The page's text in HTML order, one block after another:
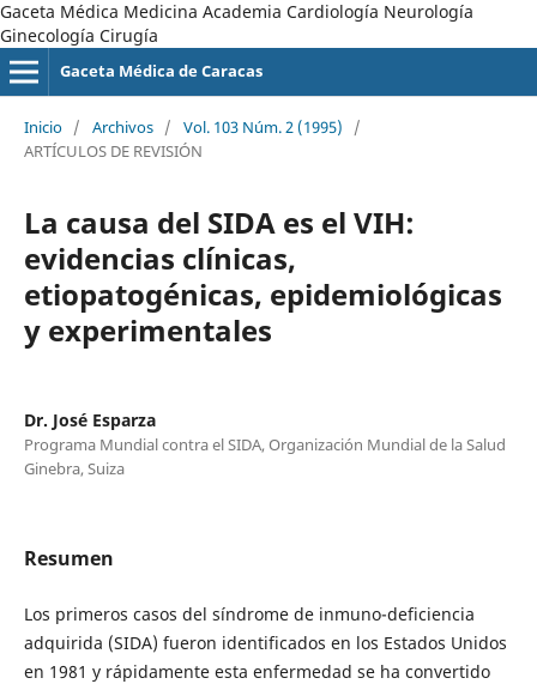
Gaceta Médica Medicina Academia Cardiología Neurología
Ginecología Cirugía
Gaceta Médica de Caracas
Inicio / Archivos / Vol. 103 Núm. 2 (1995)
/
ARTÍCULOS DE REVISIÓN
La causa del SIDA es el VIH:
evidencias clínicas,
etiopatogénicas, epidemiológicas
y experimentales
Dr. José Esparza
Programa Mundial contra el SIDA, Organización Mundial de la Salud
Ginebra, Suiza
Resumen
Los primeros casos del síndrome de inmuno-deficiencia
adquirida (SIDA) fueron identificados en los Estados Unidos
en 1981 y rápidamente esta enfermedad se ha convertido